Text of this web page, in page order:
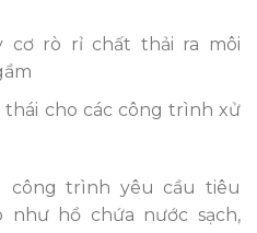
cơ rò rỉ chất thải ra môi
thái cho các công trình xử
công trình yêu cầu tiêu
như hồ chứa nước sạch,